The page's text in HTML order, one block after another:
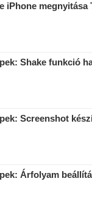
iPhone megnyitása
Shake funkció
Screenshot
Árfolyam